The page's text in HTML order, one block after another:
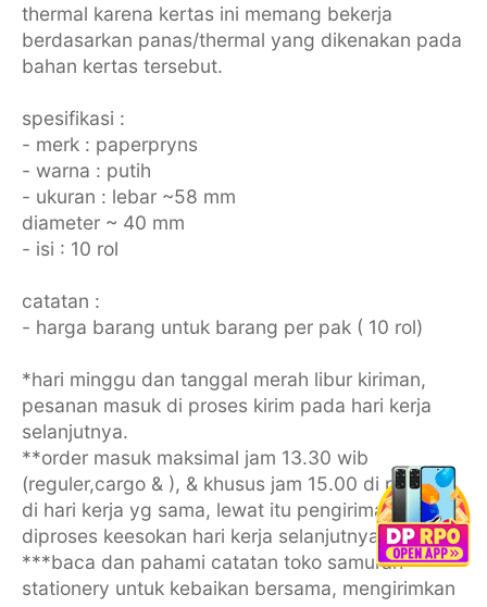
thermal karena kertas ini memang bekerja
berdasarkan panas/thermal yang dikenakan pada
bahan kertas tersebut.
spesifikasi :
- merk : paperpryns
- warna : putih
- ukuran : lebar ~58 mm
diameter ~ 40 mm
- isi : 10 rol
catatan :
- harga barang untuk barang per pak ( 10 rol)
*hari minggu dan tanggal merah libur kiriman,
pesanan masuk di proses kirim pada hari kerja
selanjutnya.
**order masuk maksimal jam 13.30 wib
(reguler,cargo & ), & khusus jam 15.00 di proses
di hari kerja yg sama, lewat itu pengiriman akan
diproses keesokan hari kerja selanjutnya.
***baca dan pahami catatan toko samurah
stationery untuk kebaikan bersama, mengirimkan